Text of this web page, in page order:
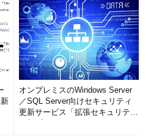
オンプレミスのWindows Server
／SQL Server向けセキュリティ
更新サービス「拡張セキュリティ